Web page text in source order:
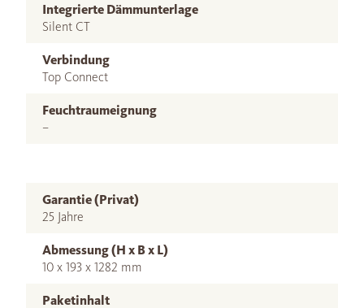
Integrierte Dämmunterlage
Silent CT
Verbindung
Top Connect
Feuchtraumeignung
–
Garantie (Privat)
25 Jahre
Abmessung (H x B x L)
10 x 193 x 1282 mm
Paketinhalt